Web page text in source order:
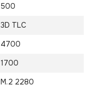
500
3D TLC
4700
1700
M.2 2280